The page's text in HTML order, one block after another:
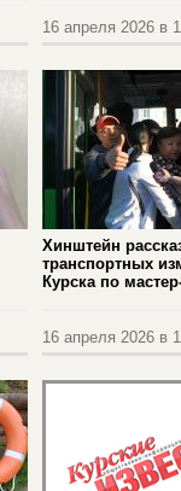
16 апреля 2026 в
Хинштейн
транспортных
Курска по
16 апреля 2026 в